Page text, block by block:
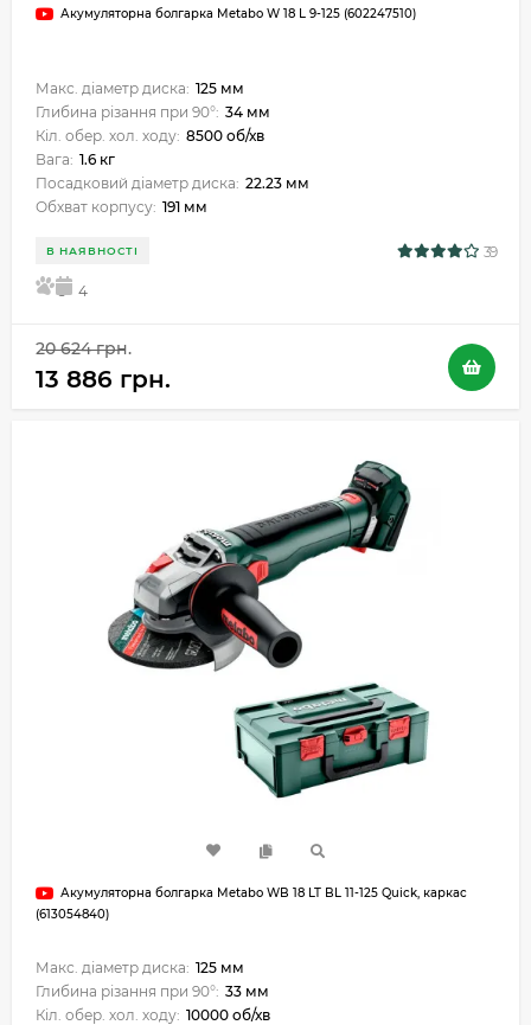
Акумуляторна болгарка Metabo W 18 L 9-125 (602247510)
Макс. діаметр диска: 125 мм
Глибина різання при 90°: 34 мм
Кіл. обер. хол. ходу: 8500 об/хв
Вага: 1.6 кг
Посадковий діаметр диска: 22.23 мм
Обхват корпусу: 191 мм
В НАЯВНОСТІ 39
5 4
20 624 грн.
13 886 грн.
Акумуляторна болгарка Metabo WB 18 LT BL 11-125 Quick, каркас
(613054840)
Макс. діаметр диска: 125 мм
Глибина різання при 90°: 33 мм
Кіл. обер. хол. ходу: 10000 об/хв